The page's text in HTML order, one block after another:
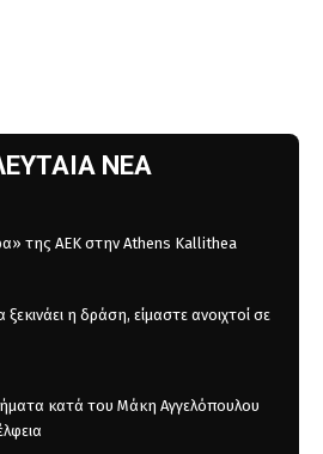
ΝΕΑ
της ΑΕΚ στην Athens Kallithea
ξεκινάει η δράση, είμαστε ανοιχτοί σε
κατά του Μάκη Αγγελόπουλου